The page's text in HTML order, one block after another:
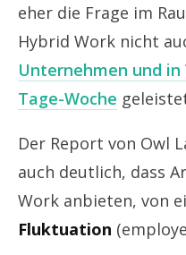
eher die Frage im
Hybrid Work nicht
Unternehmen und
Tage-Woche
Der Report von Owl
auch deutlich, dass
Work anbieten, von
Fluktuation